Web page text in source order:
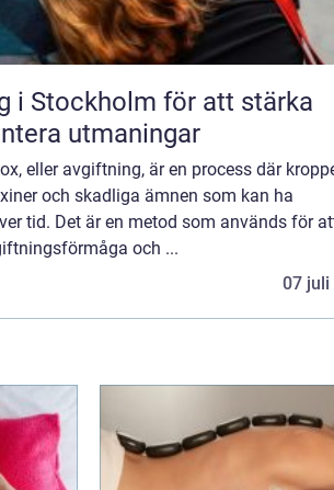
i Stockholm för att stärka
utmaningar
eller avgiftning, är en process där
och skadliga ämnen som kan ha
tid. Det är en metod som används för
och ...
07 juli